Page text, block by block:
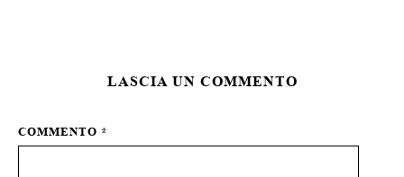
LASCIA UN COMMENTO
COMMENTO *